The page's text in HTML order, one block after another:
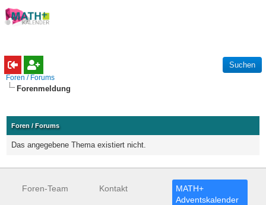
Foren / Forums
Forenmeldung
Foren / Forums
Das angegebene Thema existiert nicht.
Foren-Team Kontakt
MATH+
Adventskalender